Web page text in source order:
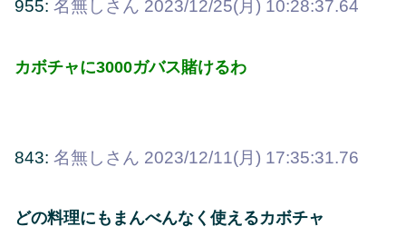
955: 名無しさん 2023/12/25(月) 10:28:37.64
カボチャに3000ガバス賭けるわ
843: 名無しさん 2023/12/11(月) 17:35:31.76
どの料理にもまんべんなく使えるカボチャ